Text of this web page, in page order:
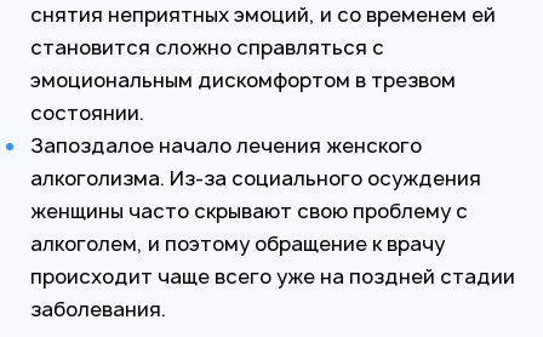
снятия неприятных эмоций, и со временем ей
становится сложно справляться с
эмоциональным дискомфортом в трезвом
состоянии.
Запоздалое начало лечения женского
алкоголизма. Из-за социального осуждения
женщины часто скрывают свою проблему с
алкоголем, и поэтому обращение к врачу
происходит чаще всего уже на поздней стадии
заболевания.